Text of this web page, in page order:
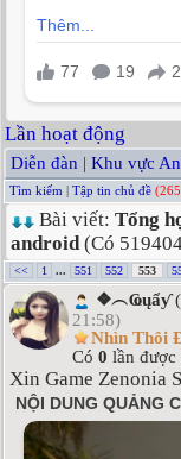
Lần hoạt động
Diễn đàn | Khu vực
Tìm kiếm Tập tin chủ đề
Bài viết: Tổng
android(Có
<< 1 ... 551 552 553
❖︵Ҩųẩƴ
21:58)
Nhìn Thôi
Có 0 lần được
Xin Game Zenonia